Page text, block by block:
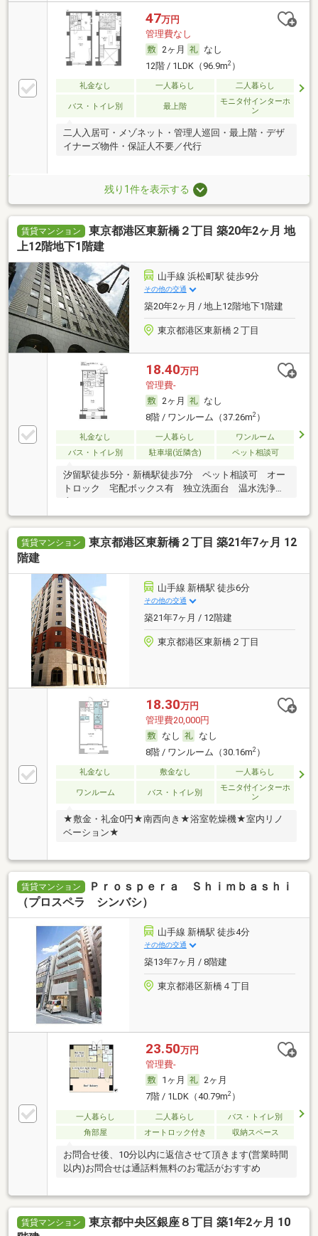
47万円
管理費なし
2ヶ月
なし
12階 / 1LDK（96.9m2）
礼金なし 一人暮らし 二人暮らし
バス・トイレ別 最上階
モニタ付インターホ
ン
二人入居可・メゾネット・管理人巡回・最上階・デザ
イナーズ物件・保証人不要／代行
残り1件を表示する
賃貸マンション
東京都港区東新橋２丁目 築20年2ヶ月 地
上12階地下1階建
山手線 浜松町駅 徒歩9分
その他の交通
築20年2ヶ月 / 地上12階地下1階建
東京都港区東新橋２丁目
18.40万円
管理費-
2ヶ月
なし
8階 / ワンルーム（37.26m2）
礼金なし 一人暮らし
ワンルーム
バス・トイレ別
駐車場(近隣含) ペット相談可
汐留駅徒歩5分・新橋駅徒歩7分 ペット相談可 オー
トロック 宅配ボックス有 独立洗面台 温水洗浄便
賃貸マンション
東京都港区東新橋２丁目 築21年7ヶ月 12
階建
山手線 新橋駅 徒歩6分
その他の交通
築21年7ヶ月 / 12階建
東京都港区東新橋２丁目
18.30万円
管理費20,000円
なし
なし
8階 / ワンルーム（30.16m2）
礼金なし 敷金なし 一人暮らし
ワンルーム バス・トイレ別
モニタ付インターホ
ン
★敷金・礼金0円★南西向き★浴室乾燥機★室内リノ
ベーション★
賃貸マンション
Ｐｒｏｓｐｅｒａ Ｓｈｉｍｂａｓｈｉ
（プロスペラ シンバシ）
山手線 新橋駅 徒歩4分
その他の交通
築13年7ヶ月 / 8階建
東京都港区新橋４丁目
23.50万円
管理費-
1ヶ月
2ヶ月
7階 / 1LDK（40.79m2）
一人暮らし 二人暮らし
バス・トイレ別
角部屋
オートロック付き 収納スペース
お問合せ後、10分以内に返信させて頂きます(営業時間
以内)お問合せは通話料無料のお電話がおすすめ
賃貸マンション
東京都中央区銀座８丁目 築1年2ヶ月 10